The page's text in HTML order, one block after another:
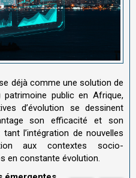
déjà comme une solution de
public en Afrique,
d’évolution se dessinent
son efficacité et son
l’intégration de nouvelles
aux contextes socio-
en constante évolution.